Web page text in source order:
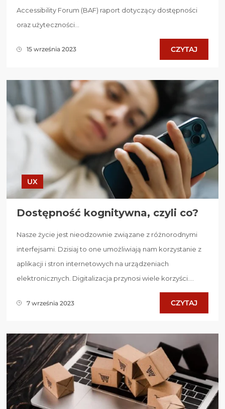
Accessibility Forum (BAF) raport dotyczący dostępności
oraz użyteczności...
15 września 2023 CZYTAJ
UX
Dostępność kognitywna, czyli co?
Nasze życie jest nieodzownie związane z różnorodnymi
interfejsami. Dzisiaj to one umożliwiają nam korzystanie z
aplikacji i stron internetowych na urządzeniach
elektronicznych. Digitalizacja przynosi wiele korzyści....
7 września 2023 CZYTAJ